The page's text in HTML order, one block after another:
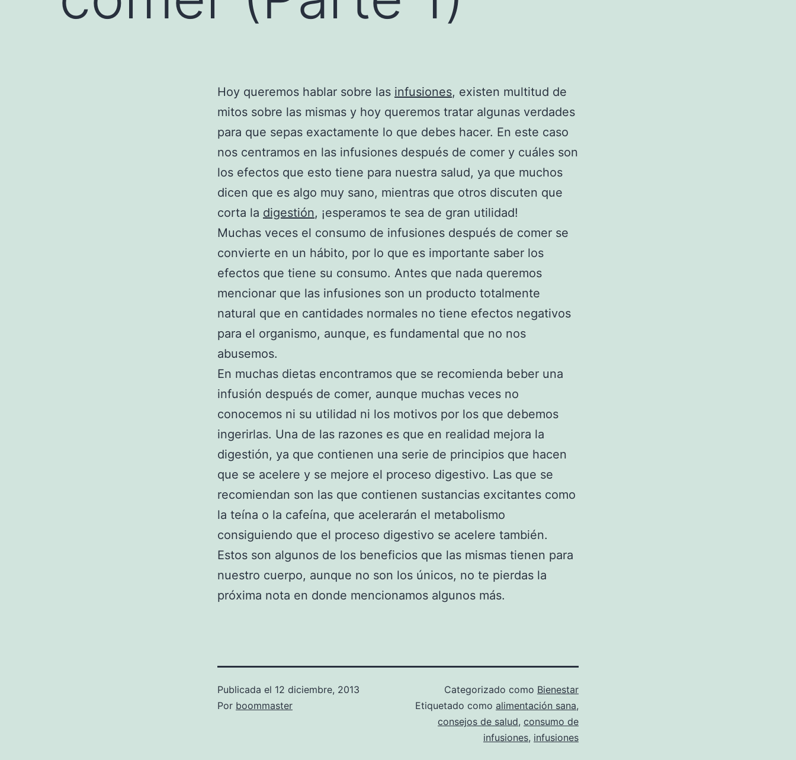
Hoy queremos hablar sobre las infusiones, existen multitud de
mitos sobre las mismas y hoy queremos tratar algunas verdades
para que sepas exactamente lo que debes hacer. En este caso
nos centramos en las infusiones después de comer y cuáles son
los efectos que esto tiene para nuestra salud, ya que muchos
dicen que es algo muy sano, mientras que otros discuten que
corta la digestión, ¡esperamos te sea de gran utilidad!
Muchas veces el consumo de infusiones después de comer se
convierte en un hábito, por lo que es importante saber los
efectos que tiene su consumo. Antes que nada queremos
mencionar que las infusiones son un producto totalmente
natural que en cantidades normales no tiene efectos negativos
para el organismo, aunque, es fundamental que no nos
abusemos.
En muchas dietas encontramos que se recomienda beber una
infusión después de comer, aunque muchas veces no
conocemos ni su utilidad ni los motivos por los que debemos
ingerirlas. Una de las razones es que en realidad mejora la
digestión, ya que contienen una serie de principios que hacen
que se acelere y se mejore el proceso digestivo. Las que se
recomiendan son las que contienen sustancias excitantes como
la teína o la cafeína, que acelerarán el metabolismo
consiguiendo que el proceso digestivo se acelere también.
Estos son algunos de los beneficios que las mismas tienen para
nuestro cuerpo, aunque no son los únicos, no te pierdas la
próxima nota en donde mencionamos algunos más.
Publicada el 12 diciembre, 2013
Por boommaster
Categorizado como Bienestar
Etiquetado como alimentación sana,
consejos de salud, consumo de
infusiones, infusiones